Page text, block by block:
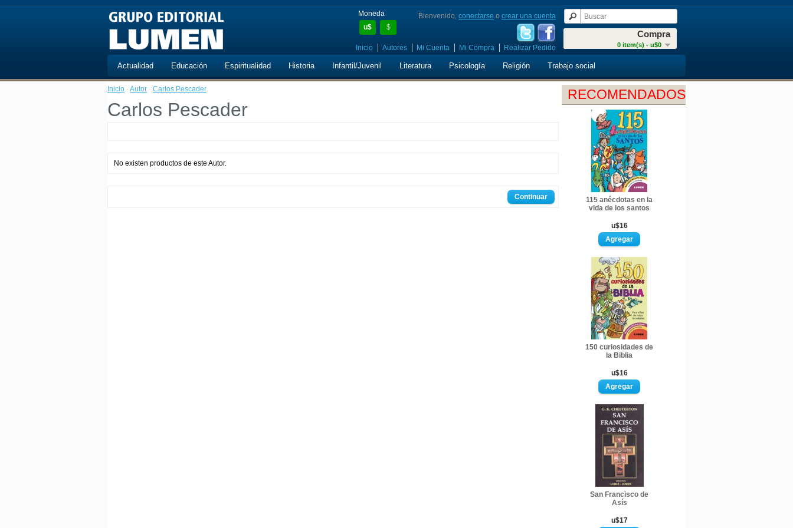
Moneda
u$
$
Compra
0 item(s) - u$0
Bienvenido, conectarse o crear una cuenta
Inicio Autores Mi Cuenta Mi Compra Realizar Pedido
Actualidad Educación Espiritualidad Historia Infantil/Juvenil Literatura Psicología Religión Trabajo social
RECOMENDADOS
115 anécdotas en la
vida de los santos
u$16
150 curiosidades de
la Biblia
u$16
San Francisco de
Asís
u$17
Inicio · Autor · Carlos Pescader
Carlos Pescader
No existen productos de este Autor.
Continuar